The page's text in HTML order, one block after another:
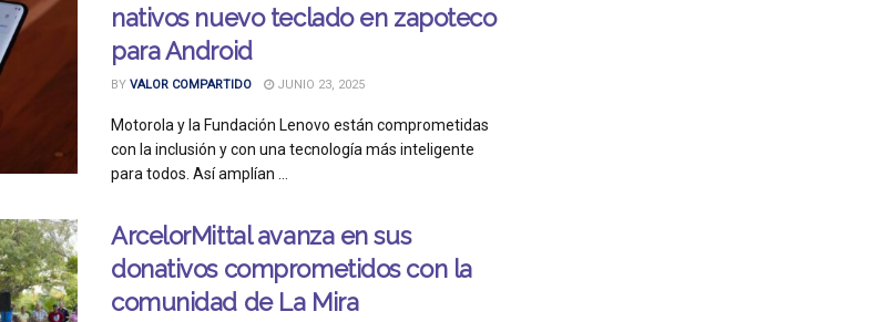
nativos nuevo teclado en zapoteco
para Android
BY VALOR COMPARTIDO JUNIO 23, 2025
Motorola y la Fundación Lenovo están comprometidas
con la inclusión y con una tecnología más inteligente
para todos. Así amplían ...
ArcelorMittal avanza en sus
donativos comprometidos con la
comunidad de La Mira